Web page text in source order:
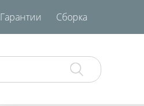
Гарантии Сборка